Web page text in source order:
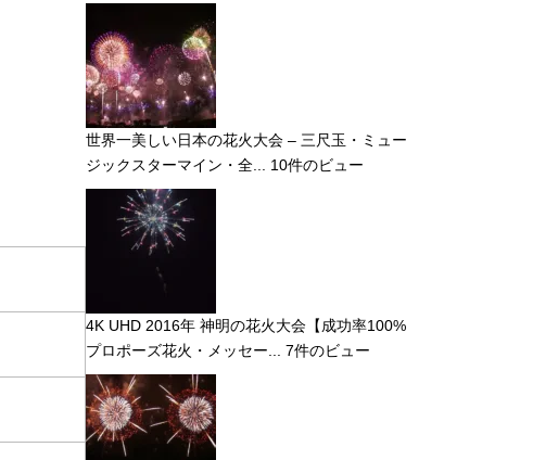
世界一美しい日本の花火大会 – 三尺玉・ミュー
ジックスターマイン・全...
10件のビュー
4K UHD 2016年 神明の花火大会【成功率100%
プロポーズ花火・メッセー...
7件のビュー